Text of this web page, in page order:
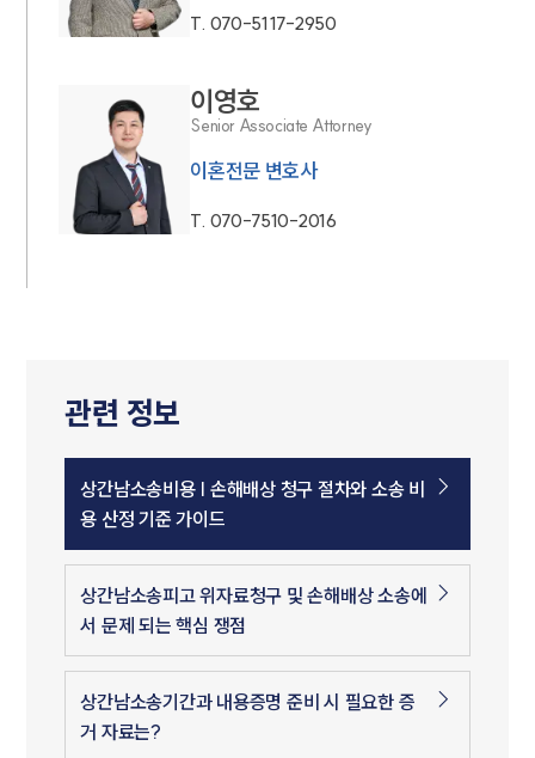
T. 070-5117-2950
이영호
Senior Associate Attorney
이혼전문 변호사
T. 070-7510-2016
관련 정보
상간남소송비용 | 손해배상 청구 절차와 소송 비
용 산정 기준 가이드
상간남소송피고 위자료청구 및 손해배상 소송에
서 문제 되는 핵심 쟁점
상간남소송기간과 내용증명 준비 시 필요한 증
거 자료는?